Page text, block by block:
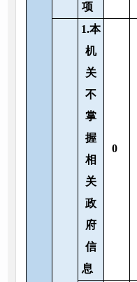
项
1.本
机
关
不
掌
握
相
关
政
府
信
息
0